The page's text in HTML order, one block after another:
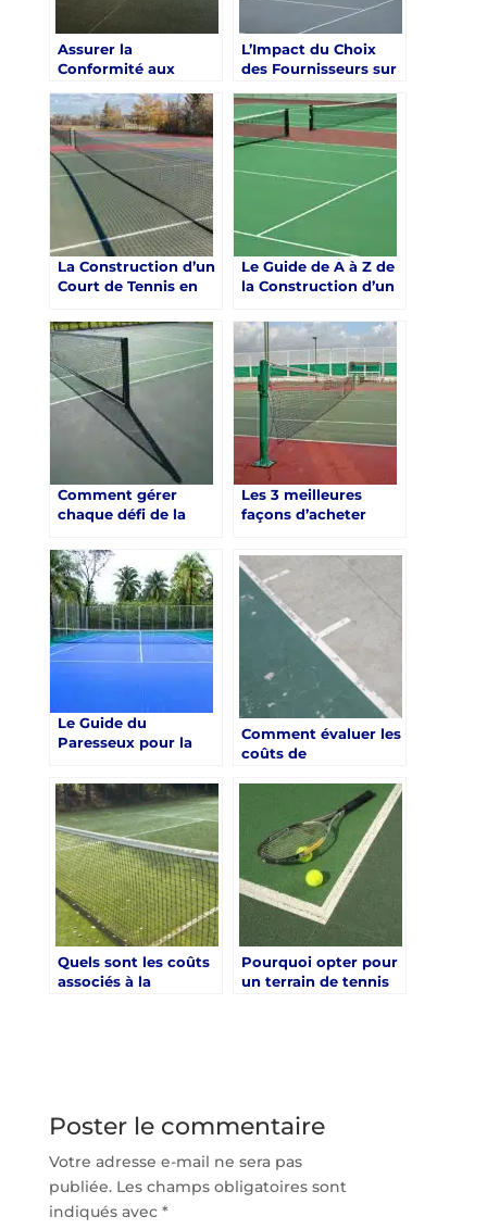
Assurer la
Conformité aux
Internationales de
Tennis lors de la
construction court
de tennis en béton
poreux à Nice
L’Impact du Choix
des Fournisseurs sur
Durabilité pour la
Construction de
Courts de Tennis en
Béton Poreux à Nice
La Construction d’un
Court de Tennis en
Choix Gagnant pour
les Clients
Le Guide de A à Z de
la Construction d’un
Béton à Nice
Comment gérer
chaque défi de la
court de tennis en
béton avec facilité en
utilisant ces conseils
Les 3 meilleures
façons d’acheter
court de tennis en
béton à Nice
Le Guide du
Paresseux pour la
Court de Tennis en
Béton Poreux
Comment évaluer les
coûts de
court de tennis en
béton poreux à Nice
Quels sont les coûts
associés à la
Pourquoi opter pour
un terrain de tennis
Poster le commentaire
Votre adresse e-mail ne sera pas
publiée. Les champs obligatoires sont
indiqués avec *